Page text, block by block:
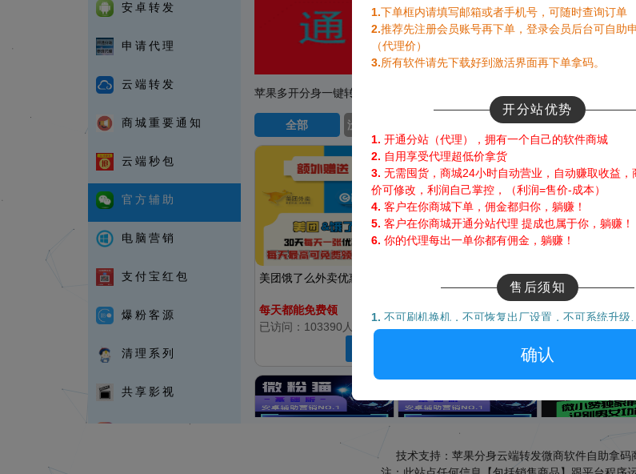
安卓转发
申请代理
云端转发
商城重要通知
云端秒包
官方辅助
电脑营销
支付宝红包
爆粉客源
清理系列
共享影视
苹果多开分身一键转发：苹果七彩鱼，舒心微商，码云微商，苹果紫薇，微
果鸿图，炫微微商，苹果摩天轮，苹果白龙马 安卓多开分身一键转发：如意
卓，知心安卓，小蜜助手，小牛助手，芒果助手，彩色安卓，蝴蝶安卓，骑士
安卓 安卓官微辅助类：微商小秘书，微商贝贝，微商工具箱，智慧微商，微
微小助，等 云端转发软件:云端白月光，云端七里香，云端开心果，云端紫
小优，云端四叶草，云端云转发， 云端秒抢系列：云端祥云秒，云端万福云
宝，云端钱多多，云端红灯笼，云端云无双，云端漫步云等 电脑版微信软件
震天，正版微奇兵，正版绿巨人，正版超微助手，正版webox,唐老鸭电脑软
易佳微企通，聚客企微等
全部 没发货点我查单
美团饿了么外卖优惠券
每天都能免费领
已访问：103390人
新版贝贝年卡(微商贝贝)
￥ 1000070
已销售：2870份
购 买
新版贝贝永久卡(
贝)
￥ 1000081
已销售：2692份
技术支持：苹果分身云端转发微商软件自助拿码
1.下单框内请填写邮箱或者手机号，可随时查询订单
2.推荐先注册会员账号再下单，登录会员后台可自助
（代理价）
3.所有软件请先下载好到激活界面再下单拿码。
开分站优势
1. 开通分站（代理），拥有一个自己的软件商城
2. 自用享受代理超低价拿货
3. 无需囤货，商城24小时自动营业，自动赚取收益，
价可修改，利润自己掌控，（利润=售价-成本）
4. 客户在你商城下单，佣金都归你，躺赚！
5. 客户在你商城开通分站代理 提成也属于你，躺赚！
6. 你的代理每出一单你都有佣金，躺赚！
售后须知
1. 不可刷机换机，不可恢复出厂设置，不可系统升
等操作，激活码请妥善保管，后期升级可能会用到，
重新购买，苹果用户请勿打开广告追踪标识。
3.软件为您带来便利的同时，也请要接受他的风险。
本商城保证激活码正版，可正常激活，如有售后问题
确认